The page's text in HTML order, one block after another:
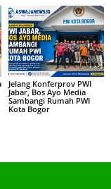
Jelang Konferprov PWI
Jabar, Bos Ayo Media
Sambangi Rumah PWI
Kota Bogor